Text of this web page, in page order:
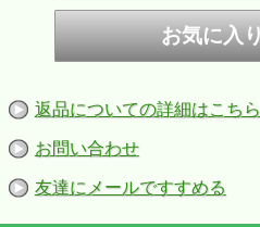
返品についての詳細はこちら
お問い合わせ
友達にメールですすめる